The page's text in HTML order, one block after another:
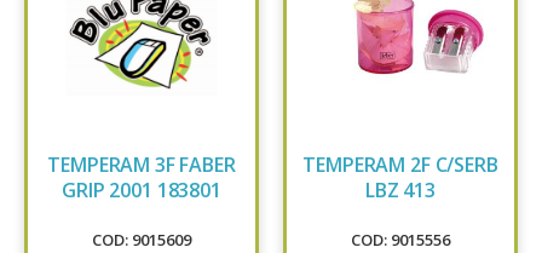
TEMPERAM 3F FABER
GRIP 2001 183801
COD: 9015609
TEMPERAM 2F C/SERB
LBZ 413
COD: 9015556